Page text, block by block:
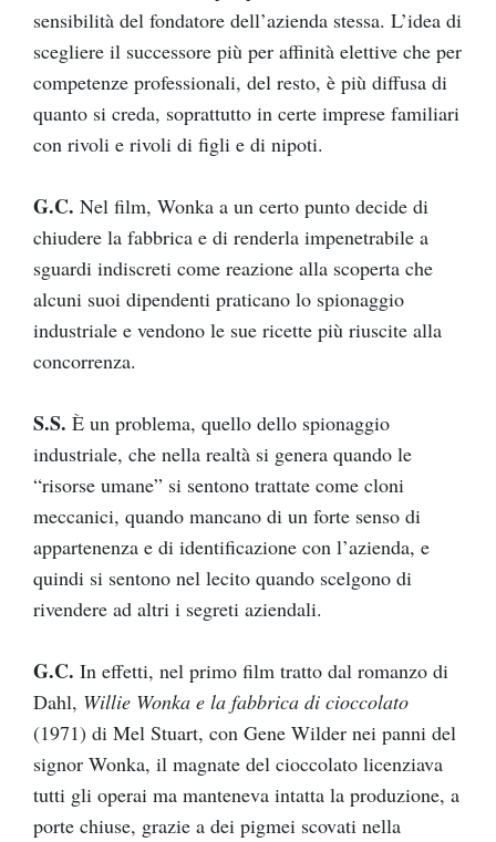
sensibilità del fondatore dell’azienda stessa. L’idea di
scegliere il successore più per affinità elettive che per
competenze professionali, del resto, è più diffusa di
quanto si creda, soprattutto in certe imprese familiari
con rivoli e rivoli di figli e di nipoti.
G.C. Nel film, Wonka a un certo punto decide di
chiudere la fabbrica e di renderla impenetrabile a
sguardi indiscreti come reazione alla scoperta che
alcuni suoi dipendenti praticano lo spionaggio
industriale e vendono le sue ricette più riuscite alla
concorrenza.
S.S. È un problema, quello dello spionaggio
industriale, che nella realtà si genera quando le
“risorse umane” si sentono trattate come cloni
meccanici, quando mancano di un forte senso di
appartenenza e di identificazione con l’azienda, e
quindi si sentono nel lecito quando scelgono di
rivendere ad altri i segreti aziendali.
G.C. In effetti, nel primo film tratto dal romanzo di
Dahl, Willie Wonka e la fabbrica di cioccolato
(1971) di Mel Stuart, con Gene Wilder nei panni del
signor Wonka, il magnate del cioccolato licenziava
tutti gli operai ma manteneva intatta la produzione, a
porte chiuse, grazie a dei pigmei scovati nella